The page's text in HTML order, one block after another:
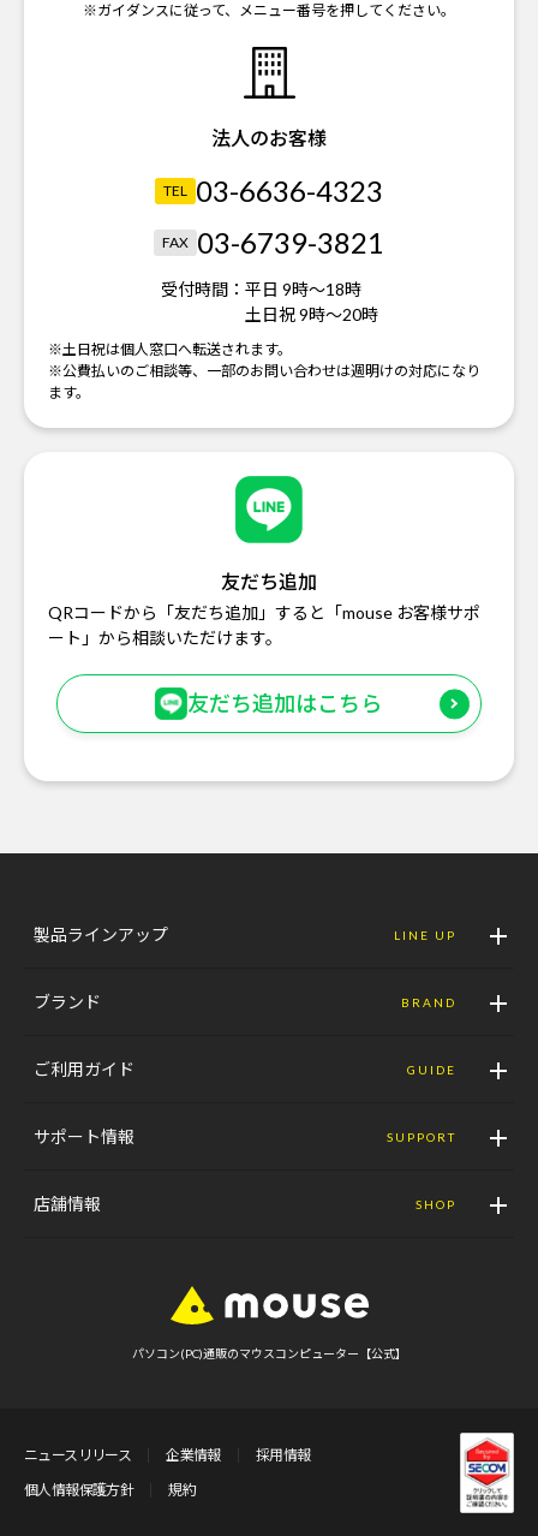
※ガイダンスに従って、メニュー番号を押してください。
法人のお客様
TEL 03-6636-4323
FAX 03-6739-3821
受付時間： 平日 9時～18時
土日祝 9時～20時
※土日祝は個人窓口へ転送されます。
※公費払いのご相談等、一部のお問い合わせは週明けの対応になり
ます。
友だち追加
QRコードから「友だち追加」すると「mouse お客様サポ
ート」から相談いただけます。
友だち追加はこちら
製品ラインアップ LINE UP
ブランド BRAND
ご利用ガイド GUIDE
サポート情報 SUPPORT
店舗情報 SHOP
パソコン(PC)通販のマウスコンピューター【公式】
ニュースリリース 企業情報
採用情報
個人情報保護方針
規約